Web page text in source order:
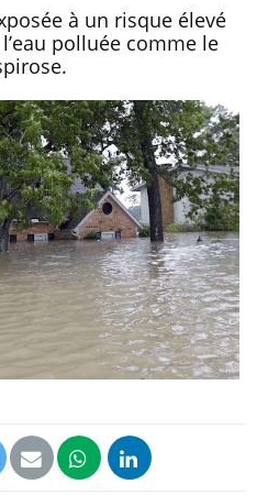
à un risque élevé
polluée comme le